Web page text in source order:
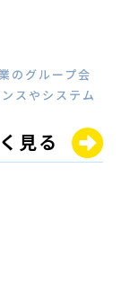
のグループ会
スやシステム
見る